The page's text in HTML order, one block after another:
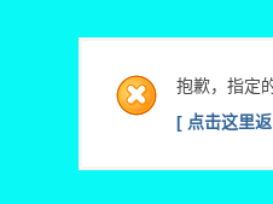
抱歉，指定
[ 点击这里